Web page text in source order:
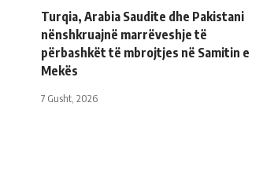
Turqia, Arabia Saudite dhe Pakistani
nënshkruajnë marrëveshje të
përbashkët të mbrojtjes në Samitin e
Mekës
7 Gusht, 2026